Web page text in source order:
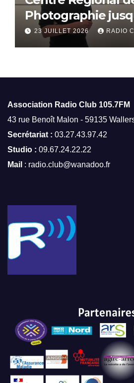
Photographie
octobre
23 JUILLET 2026 RADIO
Association Radio Club 105.7FM
43 rue Benoît Malon - 59135
Secrétariat : 03.27.43.97.42
Studio : 09.67.24.22.22
Mail : radio.club@wanadoo.fr